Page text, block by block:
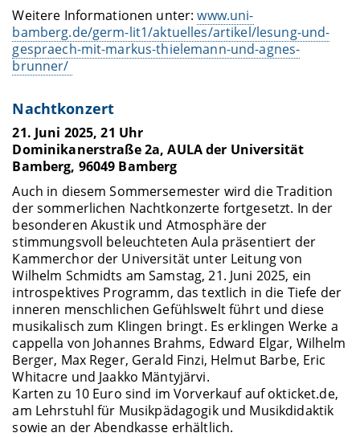
Weitere Informationen unter:www.uni-
bamberg.de/germ-lit1/aktuelles/artikel/lesung-und-
gespraech-mit-markus-thielemann-und-agnes-
brunner/
Nachtkonzert
21. Juni 2025, 21 Uhr
Dominikanerstraße 2a, AULA der Universität
Bamberg, 96049 Bamberg
Auch in diesem Sommersemester wird die Tradition
der sommerlichen Nachtkonzerte fortgesetzt. In der
besonderen Akustik und Atmosphäre der
stimmungsvoll beleuchteten Aula präsentiert der
Kammerchor der Universität unter Leitung von
Wilhelm Schmidts am Samstag, 21. Juni 2025, ein
introspektives Programm, das textlich in die Tiefe der
inneren menschlichen Gefühlswelt führt und diese
musikalisch zum Klingen bringt. Es erklingen Werke a
cappella von Johannes Brahms, Edward Elgar, Wilhelm
Berger, Max Reger, Gerald Finzi, Helmut Barbe, Eric
Whitacre und Jaakko Mäntyjärvi.
Karten zu 10 Euro sind im Vorverkauf auf okticket.de,
am Lehrstuhl für Musikpädagogik und Musikdidaktik
sowie an der Abendkasse erhältlich.